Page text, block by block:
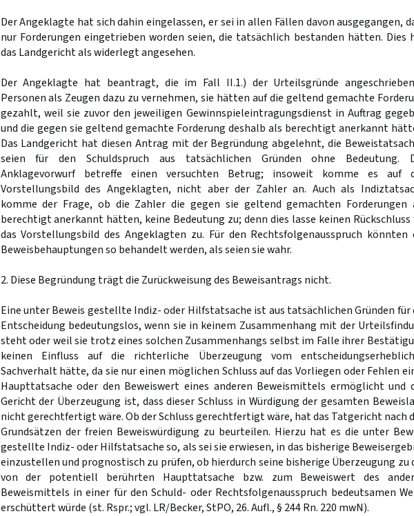
Der Angeklagte hat sich dahin eingelassen, er sei in allen Fällen davon ausgegangen,
nur Forderungen eingetrieben worden seien, die tatsächlich bestanden hätten. Dies
das Landgericht als widerlegt angesehen.
Der Angeklagte hat beantragt, die im Fall II.1.) der Urteilsgründe
Personen als Zeugen dazu zu vernehmen, sie hätten auf die geltend gemachte
gezahlt, weil sie zuvor den jeweiligen Gewinnspieleintragungsdienst in Auftrag
und die gegen sie geltend gemachte Forderung deshalb als berechtigt anerkannt
Das Landgericht hat diesen Antrag mit der Begründung abgelehnt, die
seien für den Schuldspruch aus tatsächlichen Gründen ohne Bedeutung.
Anklagevorwurf betreffe einen versuchten Betrug; insoweit komme es auf
Vorstellungsbild des Angeklagten, nicht aber der Zahler an. Auch als
komme der Frage, ob die Zahler die gegen sie geltend gemachten Forderungen
berechtigt anerkannt hätten, keine Bedeutung zu; denn dies lasse keinen Rückschluss
das Vorstellungsbild des Angeklagten zu. Für den Rechtsfolgenausspruch könnten
Beweisbehauptungen so behandelt werden, als seien sie wahr.
2. Diese Begründung trägt die Zurückweisung des Beweisantrags nicht.
Eine unter Beweis gestellte Indiz- oder Hilfstatsache ist aus tatsächlichen Gründen für
Entscheidung bedeutungslos, wenn sie in keinem Zusammenhang mit der
steht oder weil sie trotz eines solchen Zusammenhangs selbst im Falle ihrer
keinen Einfluss auf die richterliche Überzeugung vom
Sachverhalt hätte, da sie nur einen möglichen Schluss auf das Vorliegen oder Fehlen
Haupttatsache oder den Beweiswert eines anderen Beweismittels ermöglicht und
Gericht der Überzeugung ist, dass dieser Schluss in Würdigung der gesamten
nicht gerechtfertigt wäre. Ob der Schluss gerechtfertigt wäre, hat das Tatgericht nach
Grundsätzen der freien Beweiswürdigung zu beurteilen. Hierzu hat es die unter
gestellte Indiz- oder Hilfstatsache so, als sei sie erwiesen, in das bisherige
einzustellen und prognostisch zu prüfen, ob hierdurch seine bisherige Überzeugung zu
von der potentiell berührten Haupttatsache bzw. zum Beweiswert des
Beweismittels in einer für den Schuld- oder Rechtsfolgenausspruch bedeutsamen
erschüttert würde (st. Rspr.; vgl. LR/Becker, StPO, 26. Aufl., § 244 Rn. 220 mwN).